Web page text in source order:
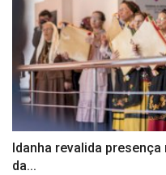
Idanha revalida
da...